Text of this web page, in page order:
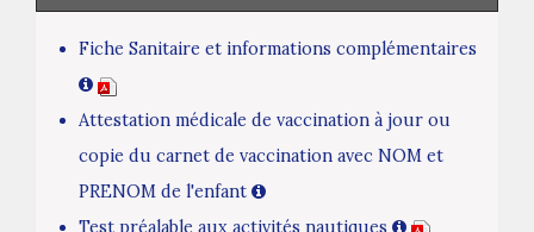
Fiche Sanitaire et informations complémentaires
Attestation médicale de vaccination à jour ou
copie du carnet de vaccination avec NOM et
PRENOM de l'enfant
Test préalable aux activités nautiques